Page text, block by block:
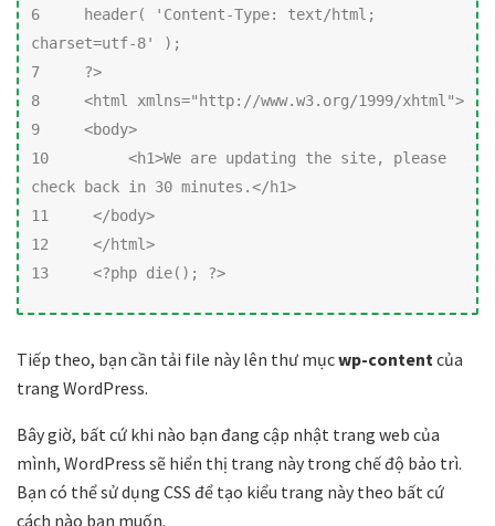
6     header( 'Content-Type: text/html;
charset=utf-8' );
7     ?>
8     <html xmlns="http://www.w3.org/1999/xhtml">
9     <body>
10         <h1>We are updating the site, please
check back in 30 minutes.</h1>
11     </body>
12     </html>
13     <?php die(); ?>
Tiếp theo, bạn cần tải file này lên thư mụcwp-content của
trang WordPress.
Bây giờ, bất cứ khi nào bạn đang cập nhật trang web của
mình, WordPress sẽ hiển thị trang này trong chế độ bảo trì.
Bạn có thể sử dụng CSS để tạo kiểu trang này theo bất cứ
cách nào bạn muốn.